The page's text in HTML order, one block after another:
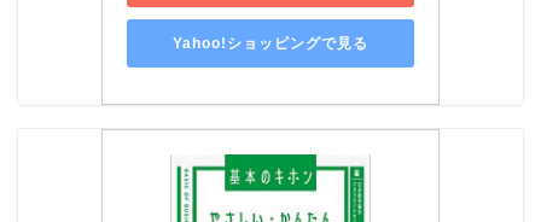
Yahoo!ショッピングで見る